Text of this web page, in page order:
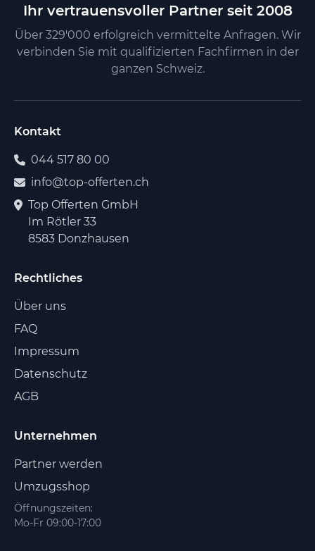
Ihr vertrauensvoller Partner seit 2008
Über 329'000 erfolgreich vermittelte Anfragen. Wir
verbinden Sie mit qualifizierten Fachfirmen in der
ganzen Schweiz.
Kontakt
044 517 80 00
info@top-offerten.ch
Top Offerten GmbH
Im Rötler 33
8583 Donzhausen
Rechtliches
Über uns
FAQ
Impressum
Datenschutz
AGB
Unternehmen
Partner werden
Umzugsshop
Öffnungszeiten:
Mo-Fr 09:00-17:00